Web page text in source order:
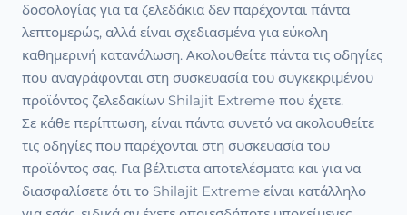
δοσολογίας για τα ζελεδάκια δεν παρέχονται πάντα
λεπτομερώς, αλλά είναι σχεδιασμένα για εύκολη
καθημερινή κατανάλωση. Ακολουθείτε πάντα τις οδηγίες
που αναγράφονται στη συσκευασία του συγκεκριμένου
προϊόντος ζελεδακίων Shilajit Extreme που έχετε.
Σε κάθε περίπτωση, είναι πάντα συνετό να ακολουθείτε
τις οδηγίες που παρέχονται στη συσκευασία του
προϊόντος σας. Για βέλτιστα αποτελέσματα και για να
διασφαλίσετε ότι το Shilajit Extreme είναι κατάλληλο